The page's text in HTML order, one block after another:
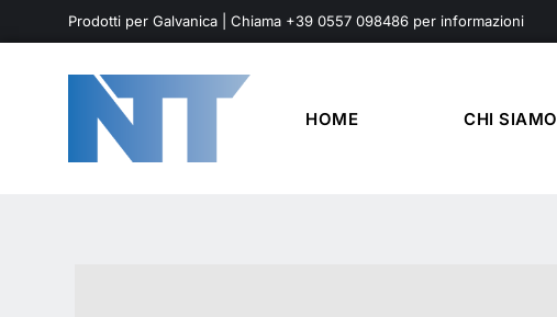
Prodotti per Galvanica | Chiama +39 0557 098486 per informazioni
HOME CHI SIAMO